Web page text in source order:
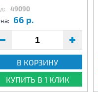
49090
66 р.
В КОРЗИНУ
КУПИТЬ В 1 КЛИК